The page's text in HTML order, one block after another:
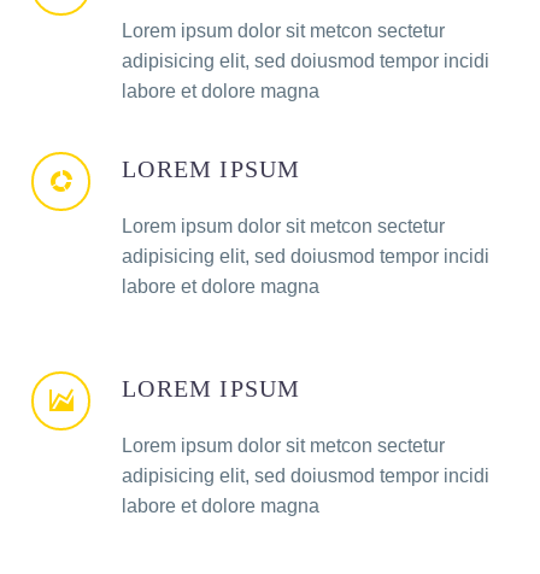
Lorem ipsum dolor sit metcon sectetur
adipisicing elit, sed doiusmod tempor incidi
labore et dolore magna
LOREM IPSUM
Lorem ipsum dolor sit metcon sectetur
adipisicing elit, sed doiusmod tempor incidi
labore et dolore magna
LOREM IPSUM
Lorem ipsum dolor sit metcon sectetur
adipisicing elit, sed doiusmod tempor incidi
labore et dolore magna